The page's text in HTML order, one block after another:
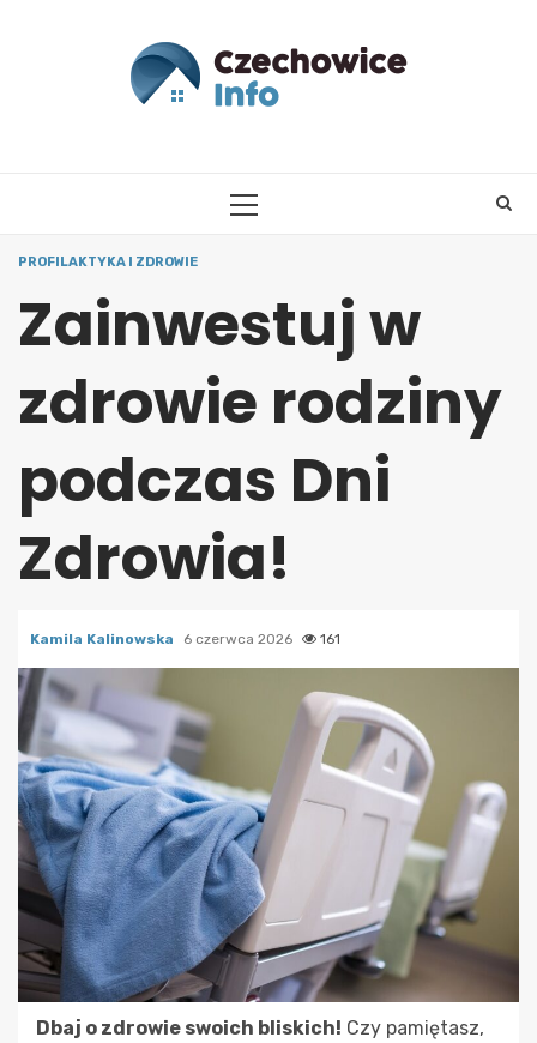
PRIMARY
PROFILAKTYKA I ZDROWIE
Zainwestuj w
zdrowie rodziny
podczas Dni
Zdrowia!
Kamila Kalinowska 6 czerwca 2026 161
Dbaj o zdrowie swoich bliskich! Czy pamiętasz,